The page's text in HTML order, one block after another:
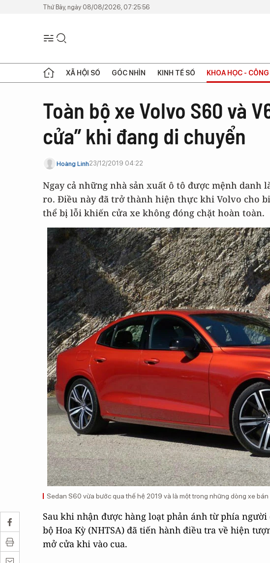
Thứ Bảy, ngày 08/08/2026, 07:25:56
XÃ HỘI SỐ GÓC NHÌN KINH TẾ SỐ KHOA HỌC -
Toàn bộ xe Volvo S60 và
cửa” khi đang di chuyển
Hoàng Linh23/12/2019 04:22
Ngay cả những nhà sản xuất ô tô được mệnh
ro. Điều này đã trở thành hiện thực khi Volvo cho
thể bị lỗi khiến cửa xe không đóng chặt hoàn toàn.
Sedan S60 vừa bước qua thế hệ 2019 và là một trong những dòng xe bán
Sau khi nhận được hàng loạt phản ánh từ phía
bộ Hoa Kỳ (NHTSA) đã tiến hành điều tra về hiện
mở cửa khi vào cua.